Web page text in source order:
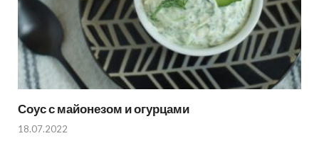
Соус с майонезом и огурцами
18.07.2022